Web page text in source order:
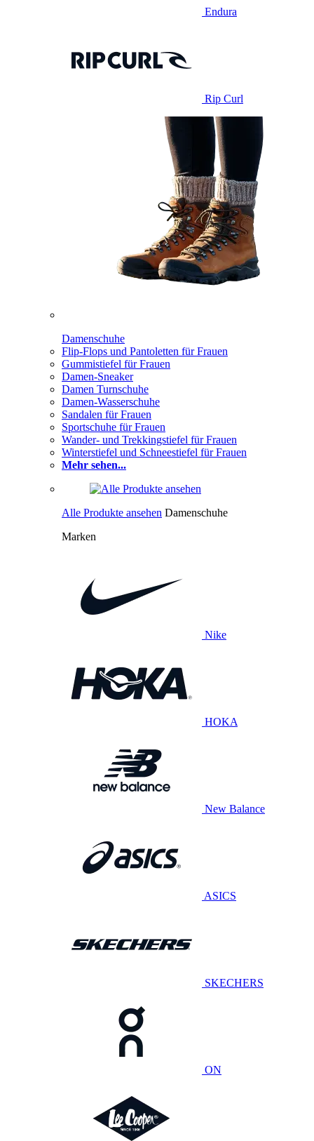
Endura
Rip Curl
Damenschuhe
Flip-Flops und Pantoletten für Frauen
Gummistiefel für Frauen
Damen-Sneaker
Damen Turnschuhe
Damen-Wasserschuhe
Sandalen für Frauen
Sportschuhe für Frauen
Wander- und Trekkingstiefel für Frauen
Winterstiefel und Schneestiefel für Frauen
Mehr sehen...
Alle Produkte ansehen Damenschuhe
Marken
Nike
HOKA
New Balance
ASICS
SKECHERS
ON